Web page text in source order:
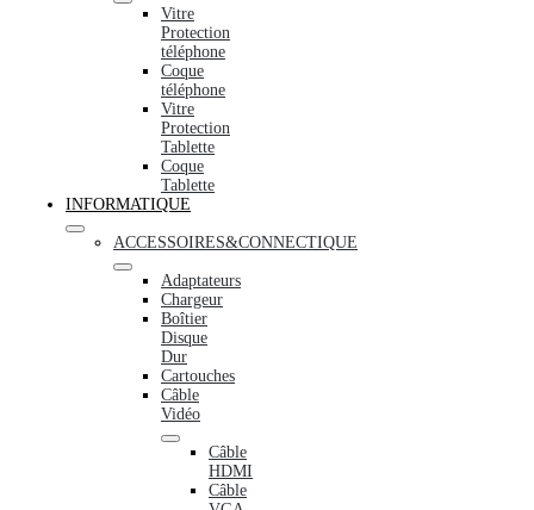
Vitre
Protection
téléphone
Coque
téléphone
Vitre
Protection
Tablette
Coque
Tablette
INFORMATIQUE
ACCESSOIRES&CONNECTIQUE
Adaptateurs
Chargeur
Boîtier
Disque
Dur
Cartouches
Câble
Vidéo
Câble
HDMI
Câble